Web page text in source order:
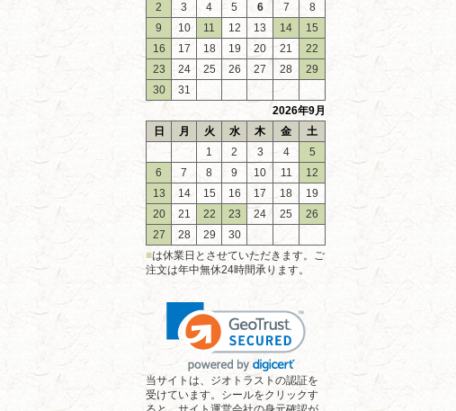
2
3 4 5 6 7
8
9
10 11 12 13 14
15
16
17 18 19 20 21
22
23
24 25 26 27 28
29
30
31
2026年9月
日
月 火 水 木 金
土
1
2 3 4
5
6
7 8 9 10 11
12
13
14 15 16 17 18
19
20
21 22 23 24 25
26
27
28 29
30
■は休業日とさせていただきます。ご
注文は年中無休24時間承ります。
当サイトは、ジオトラストの認証を
受けています。シールをクリックす